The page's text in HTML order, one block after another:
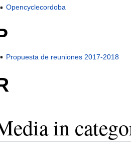
Opencyclecordoba
Propuesta de reuniones 2017-2018
in